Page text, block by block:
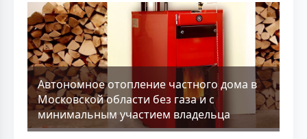
Aвтономное отопление частного дома в
Московской области без газа и с
минимальным участием владельца